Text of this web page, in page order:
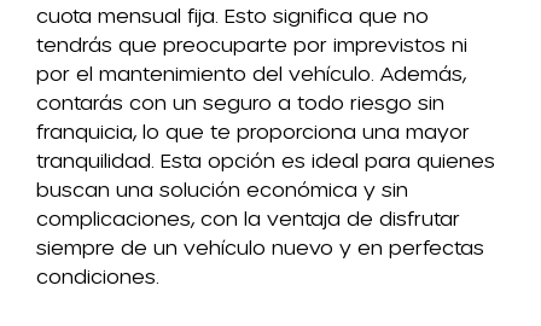
cuota mensual fija. Esto significa que no
tendrás que preocuparte por imprevistos ni
por el mantenimiento del vehículo. Además,
contarás con un seguro a todo riesgo sin
franquicia, lo que te proporciona una mayor
tranquilidad. Esta opción es ideal para quienes
buscan una solución económica y sin
complicaciones, con la ventaja de disfrutar
siempre de un vehículo nuevo y en perfectas
condiciones.